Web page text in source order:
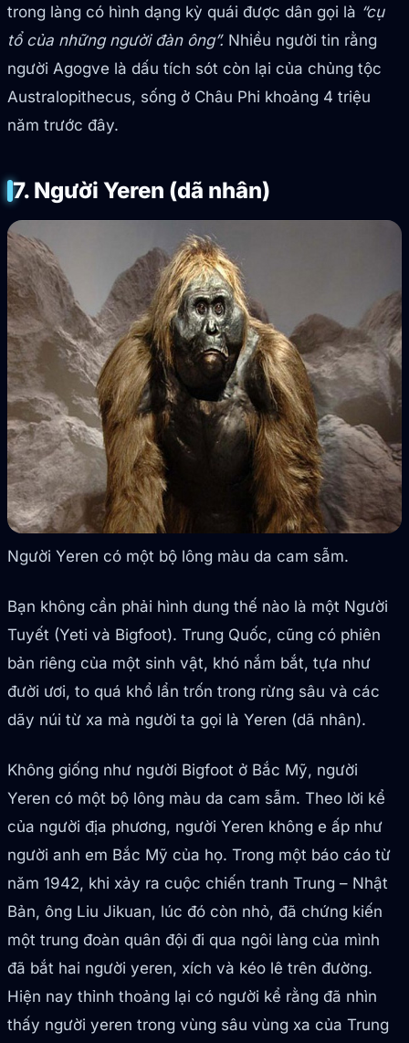
trong làng có hình dạng kỳ quái được dân gọi là “cụ
tổ của những người đàn ông”. Nhiều người tin rằng
người Agogve là dấu tích sót còn lại của chủng tộc
Australopithecus, sống ở Châu Phi khoảng 4 triệu
năm trước đây.
7. Người Yeren (dã nhân)
Người Yeren có một bộ lông màu da cam sẫm.
Bạn không cần phải hình dung thế nào là một Người
Tuyết (Yeti và Bigfoot). Trung Quốc, cũng có phiên
bản riêng của một sinh vật, khó nắm bắt, tựa như
đười ươi, to quá khổ lẩn trốn trong rừng sâu và các
dãy núi từ xa mà người ta gọi là Yeren (dã nhân).
Không giống như người Bigfoot ở Bắc Mỹ, người
Yeren có một bộ lông màu da cam sẫm. Theo lời kể
của người địa phương, người Yeren không e ấp như
người anh em Bắc Mỹ của họ. Trong một báo cáo từ
năm 1942, khi xảy ra cuộc chiến tranh Trung – Nhật
Bản, ông Liu Jikuan, lúc đó còn nhỏ, đã chứng kiến
một trung đoàn quân đội đi qua ngôi làng của mình
đã bắt hai người yeren, xích và kéo lê trên đường.
Hiện nay thỉnh thoảng lại có người kể rằng đã nhìn
thấy người yeren trong vùng sâu vùng xa của Trung